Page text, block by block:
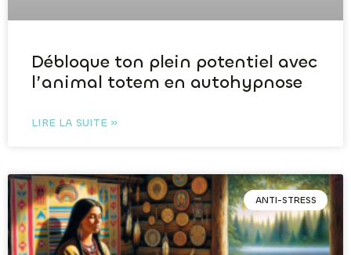
Débloque ton plein potentiel avec
l’animal totem en autohypnose
LIRE LA SUITE »
ANTI-STRESS